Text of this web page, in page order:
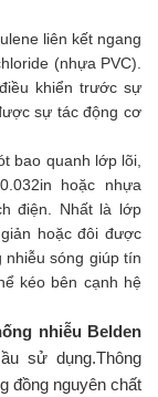
liên kết ngang
(nhựa PVC).
khiển trước sự
sự tác động cơ
bao quanh lớp lõi,
hoặc nhựa
điện. Nhất là lớp
hoặc đôi được
nhiễu sóng giúp tín
kéo bên cạnh hệ
nhiễu Belden
sử dụng.Thông
đồng nguyên chất